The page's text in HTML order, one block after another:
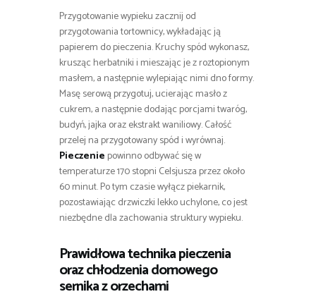
Przygotowanie wypieku zacznij od
przygotowania tortownicy, wykładając ją
papierem do pieczenia. Kruchy spód wykonasz,
krusząc herbatniki i mieszając je z roztopionym
masłem, a następnie wylepiając nimi dno formy.
Masę serową przygotuj, ucierając masło z
cukrem, a następnie dodając porcjami twaróg,
budyń, jajka oraz ekstrakt waniliowy. Całość
przelej na przygotowany spód i wyrównaj.
Pieczenie powinno odbywać się w
temperaturze 170 stopni Celsjusza przez około
60 minut. Po tym czasie wyłącz piekarnik,
pozostawiając drzwiczki lekko uchylone, co jest
niezbędne dla zachowania struktury wypieku.
Prawidłowa technika pieczenia
oraz chłodzenia domowego
sernika z orzechami